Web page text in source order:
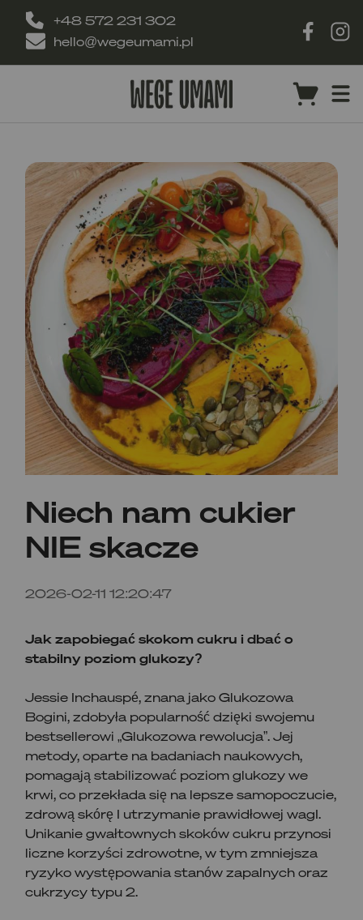
+48 572 231 302
hello@wegeumami.pl
Niech nam cukier
NIE skacze
2026-02-11 12:20:47
Jak zapobiegać skokom cukru i dbać o
stabilny poziom glukozy?
Jessie Inchauspé, znana jako Glukozowa
Bogini, zdobyła popularność dzięki swojemu
bestsellerowi „Glukozowa rewolucja”. Jej
metody, oparte na badaniach naukowych,
pomagają stabilizować poziom glukozy we
krwi, co przekłada się na lepsze samopoczucie,
zdrową skórę I utrzymanie prawidłowej wagI.
Unikanie gwałtownych skoków cukru przynosi
liczne korzyści zdrowotne, w tym zmniejsza
ryzyko występowania stanów zapalnych oraz
cukrzycy typu 2.